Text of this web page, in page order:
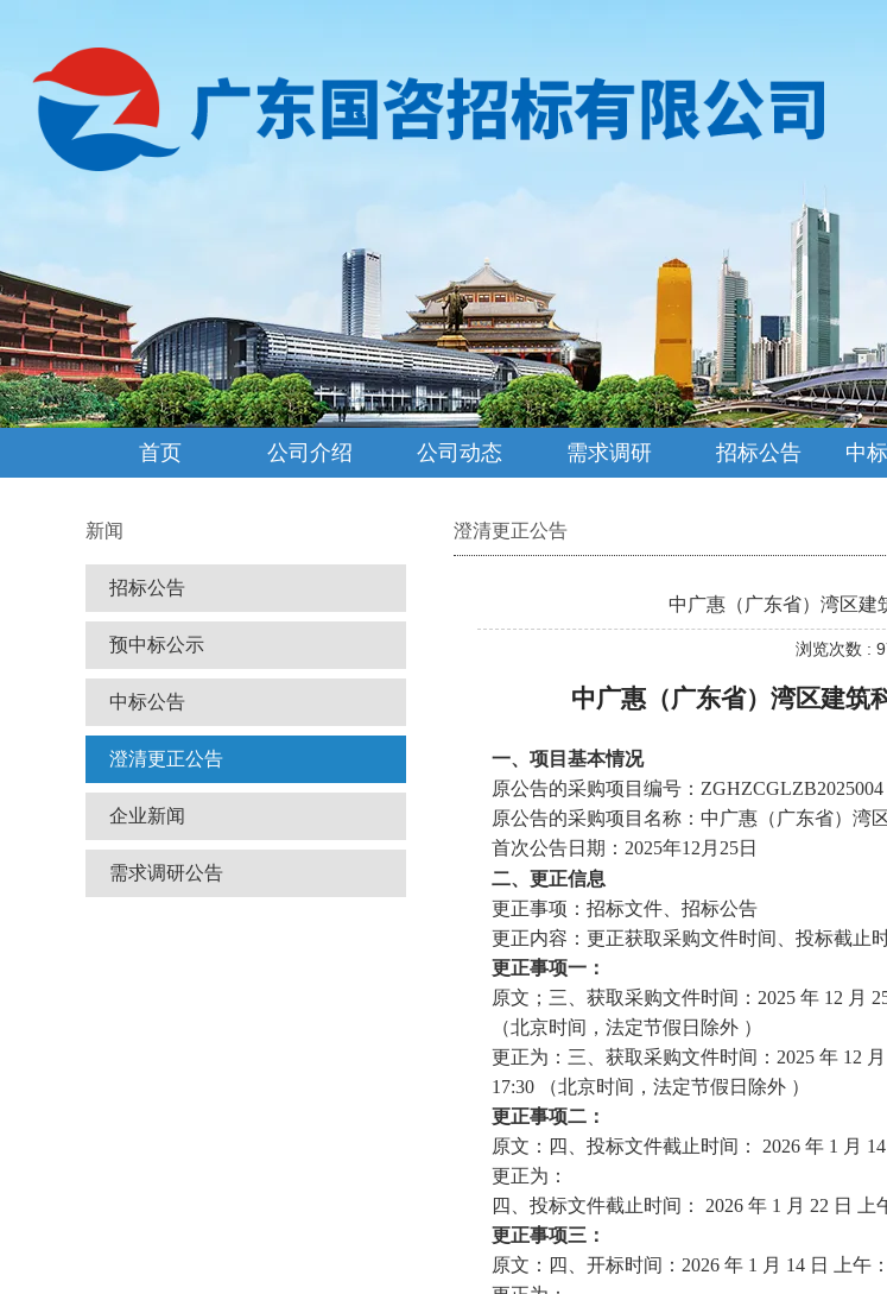
首页 公司介绍 公司动态 需求调研 招标公告 中
新闻
招标公告
预中标公示
中标公告
澄清更正公告
企业新闻
需求调研公告
澄清更正公告
中广惠（广东省）湾区建
浏览次数 :
中广惠（广东省）湾区建筑
一、项目基本情况
原公告的采购项目编号： ZGHZCGLZB2025004
原公告的采购项目名称：中广惠（广东省）湾
首次公告日期： 2025年12 月 25日
二、更正信息
更正事项： 招标文件、招标公告
更正内容： 更正获取采购文件时间、投标截止
更正事项一：
原文；三、获取采购文件时间： 2025 年 12 月
（北京时间，法定节假日除外 ）
更正为： 三、获取采购文件时间： 2025 年 12
17:30 （北京时间，法定节假日除外 ）
更正事项二：
原文：四、投标文件截止时间：
2026 年 1 月
更正为：
四、投标文件截止时间：
2026 年 1 月 22 日 上
更正事项三 ：
原文：四、开标时间： 2026 年 1 月 14 日 上午